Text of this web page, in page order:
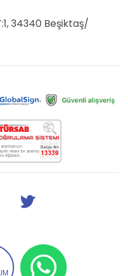
34340 Beşiktaş/